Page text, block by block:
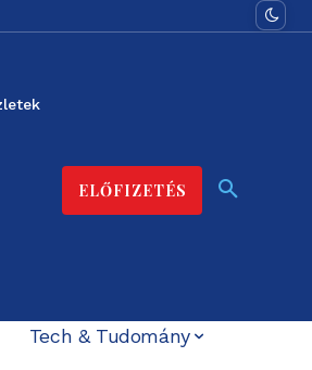
ELŐFIZETÉS
Tech & Tudomány